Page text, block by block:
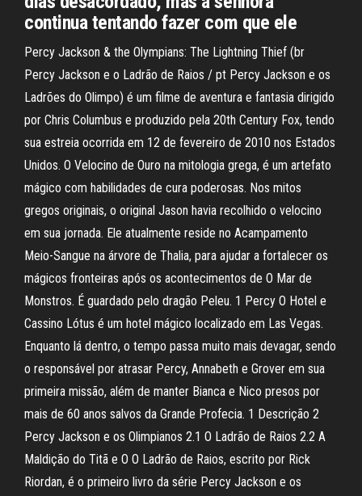
continua tentando fazer com que ele
Percy Jackson & the Olympians: The Lightning Thief (br
Percy Jackson e o Ladrão de Raios / pt Percy Jackson e os
Ladrões do Olimpo) é um filme de aventura e fantasia dirigido
por Chris Columbus e produzido pela 20th Century Fox, tendo
sua estreia ocorrida em 12 de fevereiro de 2010 nos Estados
Unidos. O Velocino de Ouro na mitologia grega, é um artefato
mágico com habilidades de cura poderosas. Nos mitos
gregos originais, o original Jason havia recolhido o velocino
em sua jornada. Ele atualmente reside no Acampamento
Meio-Sangue na árvore de Thalia, para ajudar a fortalecer os
mágicos fronteiras após os acontecimentos de O Mar de
Monstros. É guardado pelo dragão Peleu. 1 Percy O Hotel e
Cassino Lótus é um hotel mágico localizado em Las Vegas.
Enquanto lá dentro, o tempo passa muito mais devagar, sendo
o responsável por atrasar Percy, Annabeth e Grover em sua
primeira missão, além de manter Bianca e Nico presos por
mais de 60 anos salvos da Grande Profecia. 1 Descrição 2
Percy Jackson e os Olimpianos 2.1 O Ladrão de Raios 2.2 A
Maldição do Titã e O O Ladrão de Raios, escrito por Rick
Riordan, é o primeiro livro da série Percy Jackson e os